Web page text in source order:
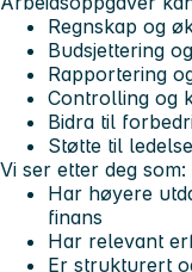
Regnskap og
Budsjettering
Rapportering
Controlling og
Bidra til
Støtte til
Vi ser etter deg som:
Har høyere
finans
Har relevant
Er strukturert